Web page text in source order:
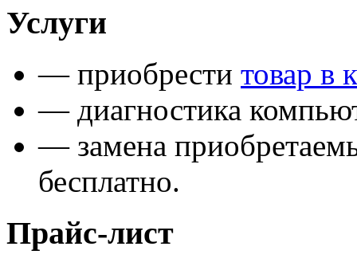
Услуги
— приобрести товар в
— диагностика
— замена
бесплатно.
Прайс-лист